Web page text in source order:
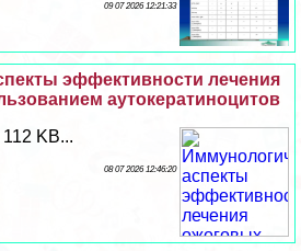
09 07 2026 12:21:33
эффективности лечения
аутокератиноцитов
KB...
08 07 2026 12:46:20